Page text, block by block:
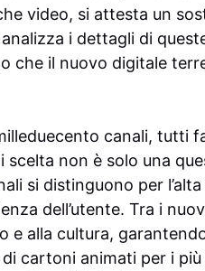
video, si attesta un
i dettagli di
che il nuovo digitale
canali, tutti
non è solo una
si distinguono per
dell’utente. Tra i
e alla cultura,
cartoni animati per i